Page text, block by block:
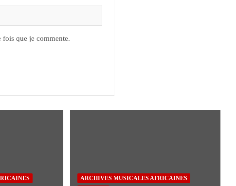
que je commente.
ARCHIVES MUSICALES AFRICAINES